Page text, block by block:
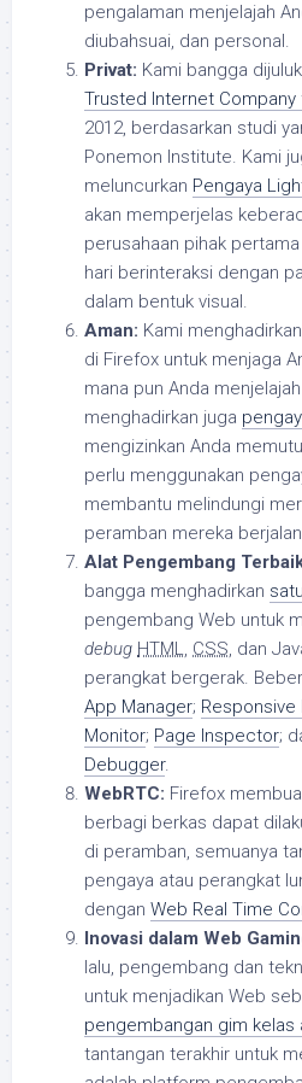
pengalaman menjelajah
diubahsuai, dan personal.
Privat: Kami bangga
Trusted Internet Company
2012, berdasarkan studi
Ponemon Institute. Kami
meluncurkan Pengaya
akan memperjelas
perusahaan pihak
hari berinteraksi dengan
dalam bentuk visual.
Aman: Kami menghadirkan
di Firefox untuk menjaga
mana pun Anda
menghadirkan juga
mengizinkan Anda
perlu menggunakan
membantu melindungi
peramban mereka
Alat Pengembang
bangga menghadirkan
pengembang Web untuk
debug HTML, CSS, dan
perangkat bergerak.
App Manager; Responsive
Monitor; Page Inspector;
Debugger.
WebRTC: Firefox
berbagi berkas dapat
di peramban, semuanya
pengaya atau perangkat
dengan Web Real Time
Inovasi dalam Web
lalu, pengembang dan
untuk menjadikan Web
pengembangan gim kelas
tantangan terakhir untuk